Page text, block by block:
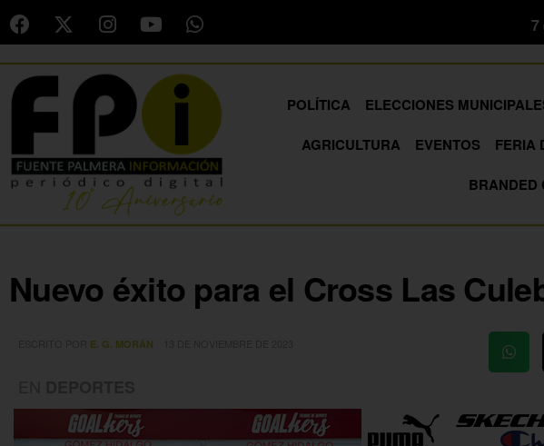
7
POLÍTICA ELECCIONES
AGRICULTURA
EVENTOS FERIA
BRANDED
Nuevo éxito para el Cross Las
E. G. MORÁN